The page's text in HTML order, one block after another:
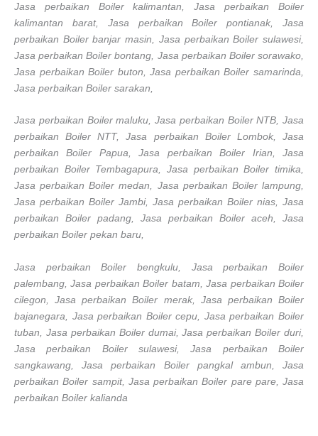
Jasa perbaikan Boiler kalimantan, Jasa perbaikan Boiler
kalimantan barat, Jasa perbaikan Boiler pontianak, Jasa
perbaikan Boiler banjar masin, Jasa perbaikan Boiler sulawesi,
Jasa perbaikan Boiler bontang, Jasa perbaikan Boiler sorawako,
Jasa perbaikan Boiler buton, Jasa perbaikan Boiler samarinda,
Jasa perbaikan Boiler sarakan,
Jasa perbaikan Boiler maluku, Jasa perbaikan Boiler NTB, Jasa
perbaikan Boiler NTT, Jasa perbaikan Boiler Lombok, Jasa
perbaikan Boiler Papua, Jasa perbaikan Boiler Irian, Jasa
perbaikan Boiler Tembagapura, Jasa perbaikan Boiler timika,
Jasa perbaikan Boiler medan, Jasa perbaikan Boiler lampung,
Jasa perbaikan Boiler Jambi, Jasa perbaikan Boiler nias, Jasa
perbaikan Boiler padang, Jasa perbaikan Boiler aceh, Jasa
perbaikan Boiler pekan baru,
Jasa perbaikan Boiler bengkulu, Jasa perbaikan Boiler
palembang, Jasa perbaikan Boiler batam, Jasa perbaikan Boiler
cilegon, Jasa perbaikan Boiler merak, Jasa perbaikan Boiler
bajanegara, Jasa perbaikan Boiler cepu, Jasa perbaikan Boiler
tuban, Jasa perbaikan Boiler dumai, Jasa perbaikan Boiler duri,
Jasa perbaikan Boiler sulawesi, Jasa perbaikan Boiler
sangkawang, Jasa perbaikan Boiler pangkal ambun, Jasa
perbaikan Boiler sampit, Jasa perbaikan Boiler pare pare, Jasa
perbaikan Boiler kalianda